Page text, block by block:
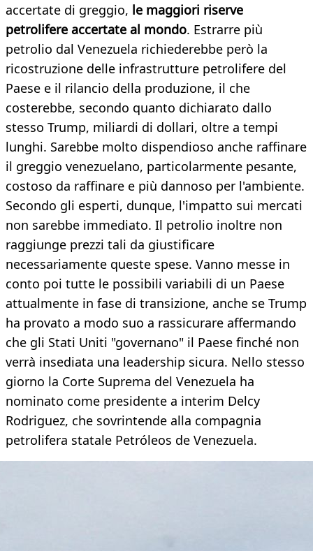
accertate di greggio, le maggiori riserve
petrolifere accertate al mondo. Estrarre più
petrolio dal Venezuela richiederebbe però la
ricostruzione delle infrastrutture petrolifere del
Paese e il rilancio della produzione, il che
costerebbe, secondo quanto dichiarato dallo
stesso Trump, miliardi di dollari, oltre a tempi
lunghi. Sarebbe molto dispendioso anche raffinare
il greggio venezuelano, particolarmente pesante,
costoso da raffinare e più dannoso per l'ambiente.
Secondo gli esperti, dunque, l'impatto sui mercati
non sarebbe immediato. Il petrolio inoltre non
raggiunge prezzi tali da giustificare
necessariamente queste spese. Vanno messe in
conto poi tutte le possibili variabili di un Paese
attualmente in fase di transizione, anche se Trump
ha provato a modo suo a rassicurare affermando
che gli Stati Uniti "governano" il Paese finché non
verrà insediata una leadership sicura. Nello stesso
giorno la Corte Suprema del Venezuela ha
nominato come presidente a interim Delcy
Rodriguez, che sovrintende alla compagnia
petrolifera statale Petróleos de Venezuela.